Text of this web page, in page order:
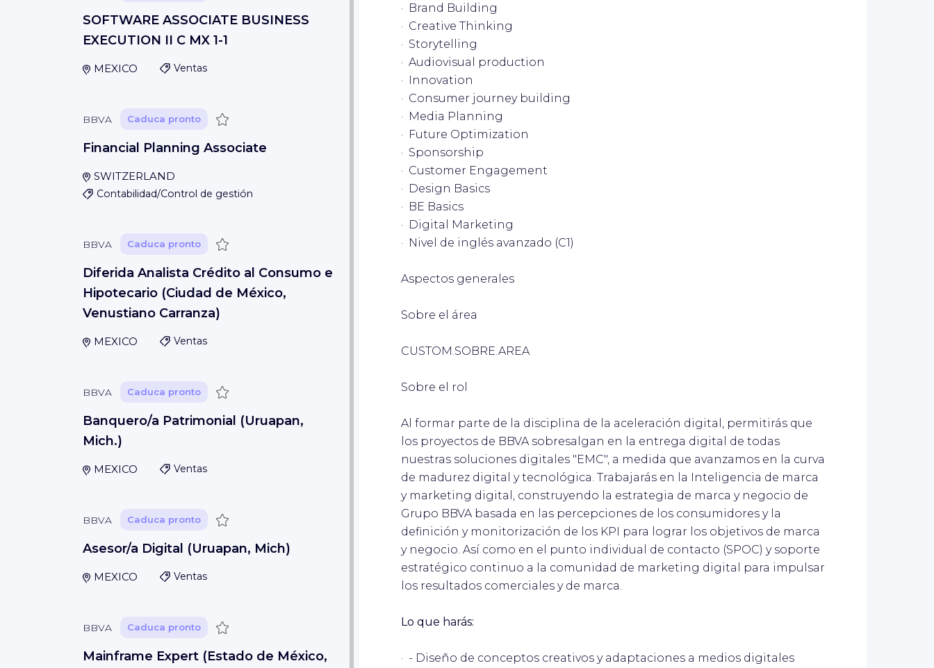
SOFTWARE ASSOCIATE BUSINESS
EXECUTION II C MX 1-1
MEXICO Ventas
BBVA Caduca pronto Guardar
Financial Planning Associate
SWITZERLAND
Contabilidad/Control de gestión
BBVA Caduca pronto Guardar
Diferida Analista Crédito al Consumo e
Hipotecario (Ciudad de México,
Venustiano Carranza)
MEXICO Ventas
BBVA Caduca pronto Guardar
Banquero/a Patrimonial (Uruapan,
Mich.)
MEXICO Ventas
BBVA Caduca pronto Guardar
Asesor/a Digital (Uruapan, Mich)
MEXICO Ventas
BBVA Caduca pronto Guardar
Mainframe Expert (Estado de México,
· Brand Building
· Creative Thinking
· Storytelling
· Audiovisual production
· Innovation
· Consumer journey building
· Media Planning
· Future Optimization
· Sponsorship
· Customer Engagement
· Design Basics
· BE Basics
· Digital Marketing
· Nivel de inglés avanzado (C1)
Aspectos generales
Sobre el área
CUSTOM.SOBRE.AREA
Sobre el rol
Al formar parte de la disciplina de la aceleración digital, permitirás que
los proyectos de BBVA sobresalgan en la entrega digital de todas
nuestras soluciones digitales "EMC", a medida que avanzamos en la curva
de madurez digital y tecnológica. Trabajarás en la Inteligencia de marca
y marketing digital, construyendo la estrategia de marca y negocio de
Grupo BBVA basada en las percepciones de los consumidores y la
definición y monitorización de los KPI para lograr los objetivos de marca
y negocio. Así como en el punto individual de contacto (SPOC) y soporte
estratégico continuo a la comunidad de marketing digital para impulsar
los resultados comerciales y de marca.
Lo que harás:
· - Diseño de conceptos creativos y adaptaciones a medios digitales